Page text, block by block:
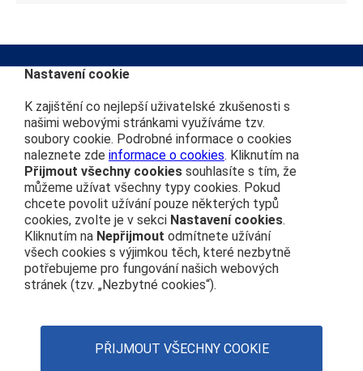
Navigace
Kontakt na redakci
info@cdprovas.cz
Vydavatel
České dráhy, a.s.
nábřeží Ludvíka Svobody 1222
110 15 Praha 1
IČO: 70994226
Další webové stránky
Můj vláček
ČD nostalgie
Vlakem na výlet
České dráhy
Osobní přeprava
ČD na sociálních sítíchČím se řídíme
Zásady používání cookies
Nastavení cookie
K zajištění co nejlepší uživatelské zkušenosti s
našimi webovými stránkami využíváme tzv.
soubory cookie. Podrobné informace o cookies
naleznete zde informace o cookies. Kliknutím na
Přijmout všechny cookies souhlasíte s tím, že
můžeme užívat všechny typy cookies. Pokud
chcete povolit užívání pouze některých typů
cookies, zvolte je v sekci Nastavení cookies.
Kliknutím na Nepřijmout odmítnete užívání
všech cookies s výjimkou těch, které nezbytně
potřebujeme pro fungování našich webových
stránek (tzv. „Nezbytné cookies“).
PŘIJMOUT VŠECHNY COOKIE